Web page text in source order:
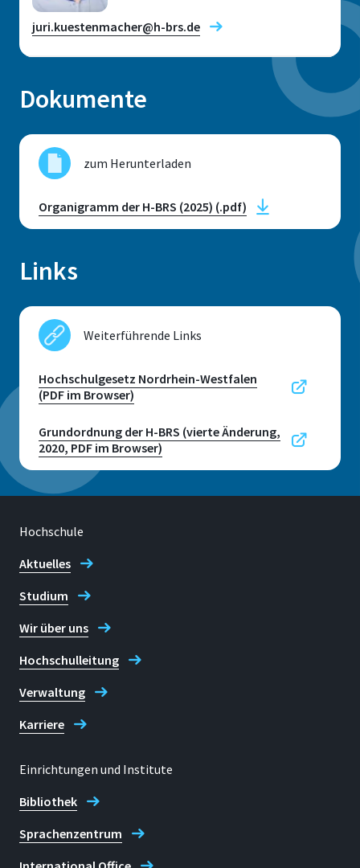
juri.kuestenmacher@h-brs.de
Sankt Augustin
Raum
E 241
Grantham-Allee 20
53757, Sankt Augustin
Kontaktzeiten
Montag bis Freitag: 10 bis 15:30 Uhr
Telefon
+49 2241 865 9712
Juri Küstenmacher
Dokumente
zum Herunterladen
Organigramm der H-BRS (2025) (.pdf)
Links
Weiterführende Links
Hochschulgesetz Nordrhein-Westfalen
(PDF im Browser)
Grundordnung der H-BRS (vierte Änderung,
2020, PDF im Browser)
Hochschule
Aktuelles
Studium
Wir über uns
Hochschulleitung
Verwaltung
Karriere
Einrichtungen und Institute
Bibliothek
Sprachenzentrum